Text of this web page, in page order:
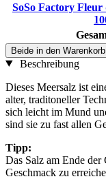
SoSo Factory
Beide in den Warenkorb
Beschreibung
Dieses Meersalz ist
alter, traditoneller
sich leicht im Mund
sind sie zu fast allen
Tipp:
Das Salz am Ende
Geschmack zu